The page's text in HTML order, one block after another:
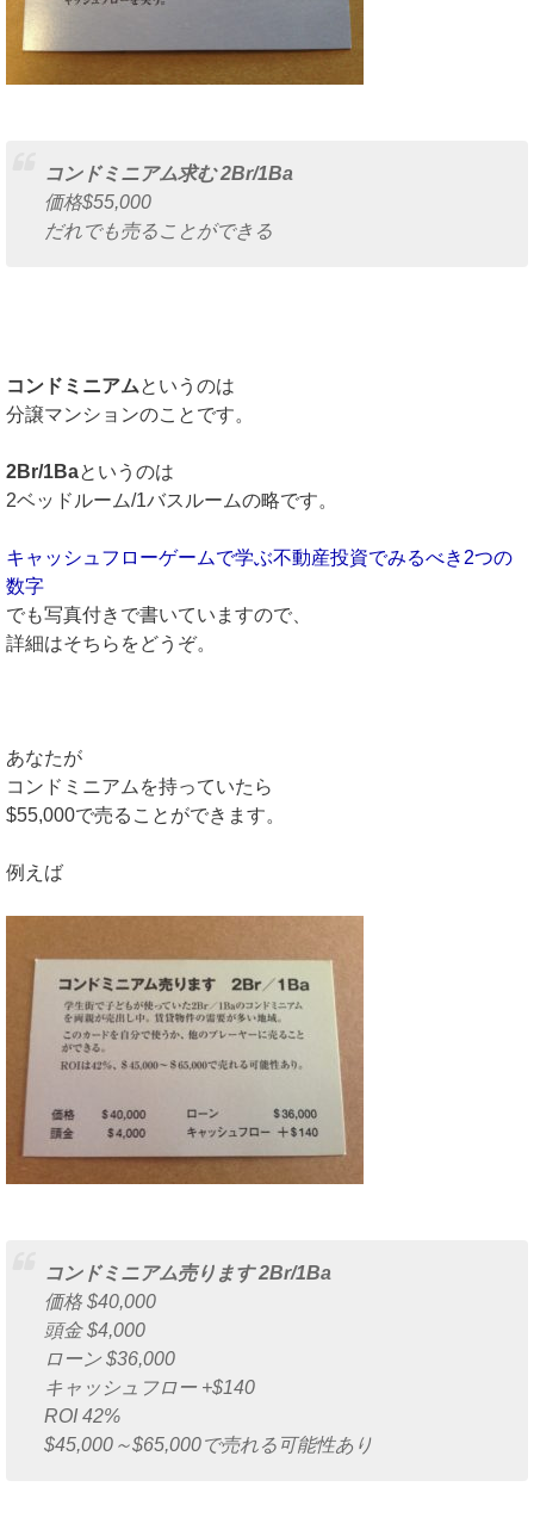
コンドミニアム求む 2Br/1Ba
価格$55,000
だれでも売ることができる
コンドミニアムというのは
分譲マンションのことです。
2Br/1Baというのは
2ベッドルーム/1バスルームの略です。
キャッシュフローゲームで学ぶ不動産投資でみるべき2つの
数字
でも写真付きで書いていますので、
詳細はそちらをどうぞ。
あなたが
コンドミニアムを持っていたら
$55,000で売ることができます。
例えば
コンドミニアム売ります 2Br/1Ba
価格 $40,000
頭金 $4,000
ローン $36,000
キャッシュフロー +$140
ROI 42%
$45,000～$65,000で売れる可能性あり